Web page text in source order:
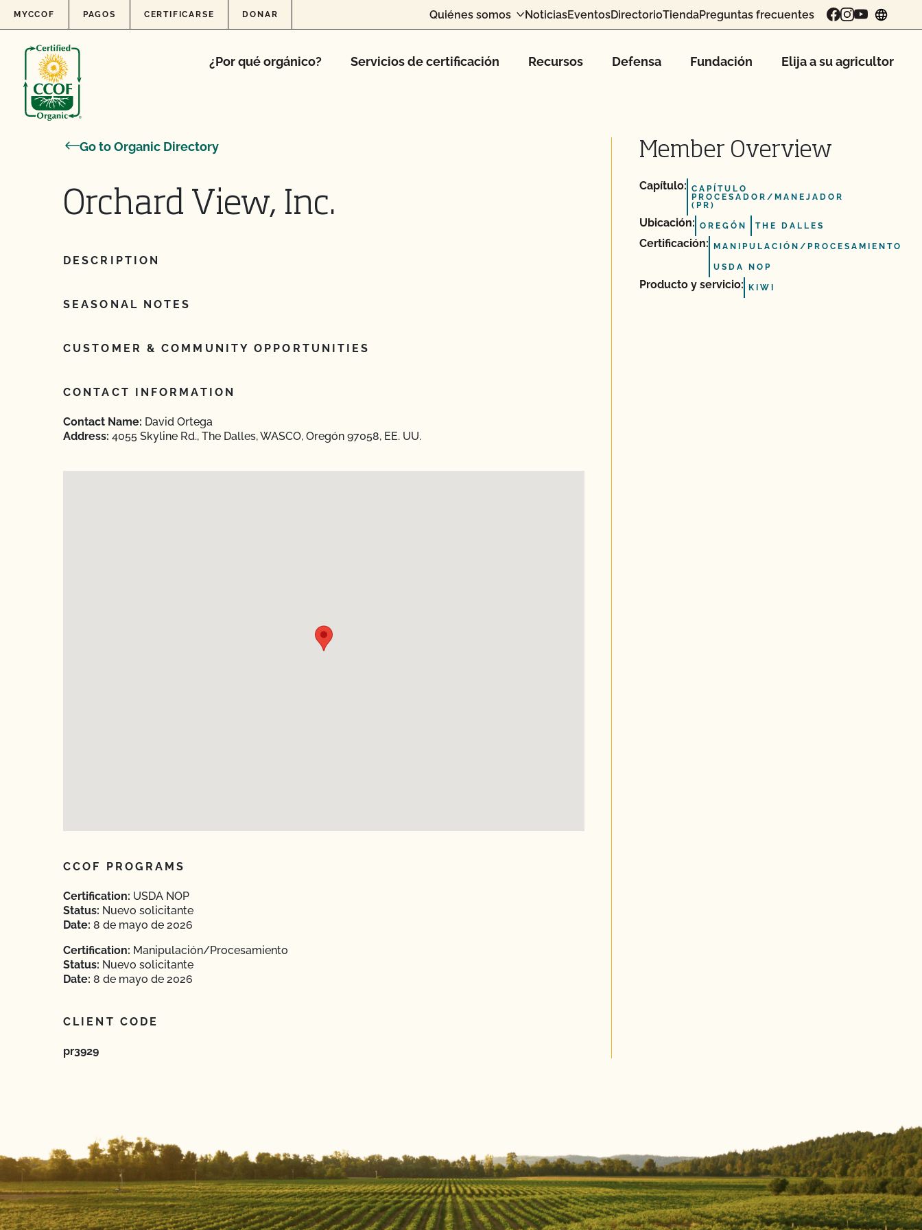
Skip to content
MYCCOF PAGOS CERTIFICARSE DONAR Quiénes somos NoticiasEventosDirectorioTiendaPreguntas frecuentes
¿Por qué orgánico? Servicios de certificación Recursos Defensa Fundación Elija a su agricultor
Go to Organic Directory
Orchard View, Inc.
DESCRIPTION
SEASONAL NOTES
CUSTOMER & COMMUNITY OPPORTUNITIES
CONTACT INFORMATION
Contact Name: David Ortega
Address: 4055 Skyline Rd., The Dalles, WASCO, Oregón 97058, EE. UU.
CCOF PROGRAMS
Certification: USDA NOP
Status: Nuevo solicitante
Date: 8 de mayo de 2026
Certification: Manipulación/Procesamiento
Status: Nuevo solicitante
Date: 8 de mayo de 2026
CLIENT CODE
pr3929
Member Overview
Capítulo: CAPÍTULO
PROCESADOR/MANEJADOR
(PR)
Ubicación: OREGÓN THE DALLES
Certificación: MANIPULACIÓN/PROCESAMIENTO
USDA NOP
Producto y servicio: KIWI